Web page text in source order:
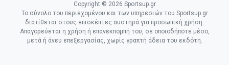
Copyright © 2026 Sportsup.gr
Το σύνολο του περιεχομένου και των υπηρεσιών του Sportsup.gr
διατίθεται στους επισκέπτες αυστηρά για προσωπική χρήση.
Απαγορεύεται η χρήση ή επανεκπομπή του, σε οποιοδήποτε μέσο,
μετά ή άνευ επεξεργασίας, χωρίς γραπτή άδεια του εκδότη.